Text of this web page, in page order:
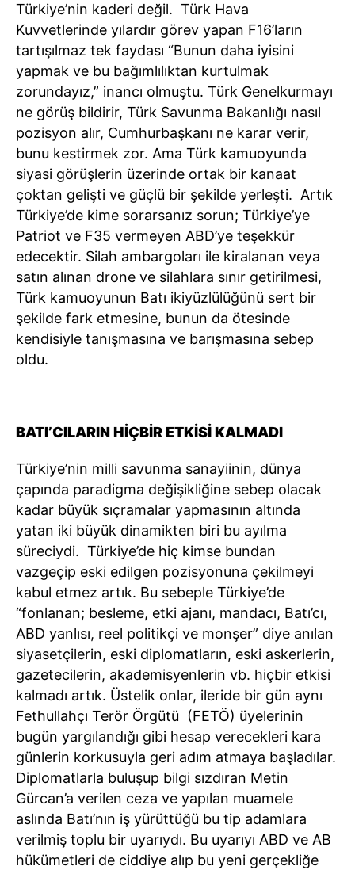
Türkiye’nin kaderi değil. Türk Hava
Kuvvetlerinde yılardır görev yapan F16’ların
tartışılmaz tek faydası “Bunun daha iyisini
yapmak ve bu bağımlılıktan kurtulmak
zorundayız,” inancı olmuştu. Türk Genelkurmayı
ne görüş bildirir, Türk Savunma Bakanlığı nasıl
pozisyon alır, Cumhurbaşkanı ne karar verir,
bunu kestirmek zor. Ama Türk kamuoyunda
siyasi görüşlerin üzerinde ortak bir kanaat
çoktan gelişti ve güçlü bir şekilde yerleşti. Artık
Türkiye’de kime sorarsanız sorun; Türkiye’ye
Patriot ve F35 vermeyen ABD’ye teşekkür
edecektir. Silah ambargoları ile kiralanan veya
satın alınan drone ve silahlara sınır getirilmesi,
Türk kamuoyunun Batı ikiyüzlülüğünü sert bir
şekilde fark etmesine, bunun da ötesinde
kendisiyle tanışmasına ve barışmasına sebep
oldu.
BATI’CILARIN HİÇBİR ETKİSİ KALMADI
Türkiye’nin milli savunma sanayiinin, dünya
çapında paradigma değişikliğine sebep olacak
kadar büyük sıçramalar yapmasının altında
yatan iki büyük dinamikten biri bu ayılma
süreciydi. Türkiye’de hiç kimse bundan
vazgeçip eski edilgen pozisyonuna çekilmeyi
kabul etmez artık. Bu sebeple Türkiye’de
“fonlanan; besleme, etki ajanı, mandacı, Batı’cı,
ABD yanlısı, reel politikçi ve monşer” diye anılan
siyasetçilerin, eski diplomatların, eski askerlerin,
gazetecilerin, akademisyenlerin vb. hiçbir etkisi
kalmadı artık. Üstelik onlar, ileride bir gün aynı
Fethullahçı Terör Örgütü (FETÖ) üyelerinin
bugün yargılandığı gibi hesap verecekleri kara
günlerin korkusuyla geri adım atmaya başladılar.
Diplomatlarla buluşup bilgi sızdıran Metin
Gürcan’a verilen ceza ve yapılan muamele
aslında Batı’nın iş yürüttüğü bu tip adamlara
verilmiş toplu bir uyarıydı. Bu uyarıyı ABD ve AB
hükümetleri de ciddiye alıp bu yeni gerçekliğe